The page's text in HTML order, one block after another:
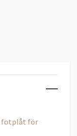
fotplåt för